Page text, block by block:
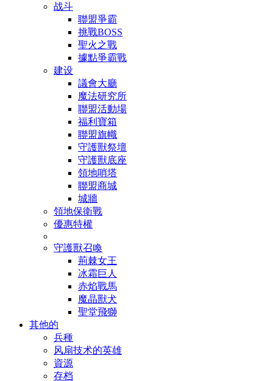
战斗
聯盟爭霸
挑戰BOSS
聖火之戰
據點爭霸戰
建设
議會大廳
魔法研究所
聯盟活動場
福利寶箱
聯盟旗幟
守護獸祭壇
守護獸底座
領地哨塔
聯盟商城
城牆
領地保衛戰
優惠特權
守護獸召喚
荊棘女王
冰霜巨人
赤焰戰馬
魔晶獸犬
聖堂飛獅
其他的
兵種
风扇技术的英雄
資源
存档